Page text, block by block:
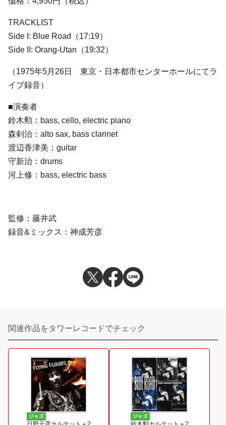
TRACKLIST
Side I: Blue Road（17:19）
Side II: Orang-Utan（19:32）
（1975年5月26日 東京・日本都市センターホールにてラ
イブ録音）
■演奏者
鈴木勲：bass, cello, electric piano
森剣治：alto sax, bass clarinet
渡辺香津美：guitar
守新治：drums
​河上修：bass, electric bass
監修：藤井武
録音&ミックス：神成芳彦
関連作品をタワーレコードでチェック
ジャズ ジャズ